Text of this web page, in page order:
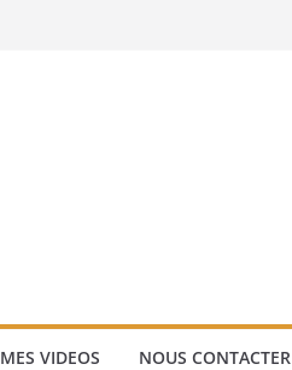
MES VIDEOS NOUS CONTACTER